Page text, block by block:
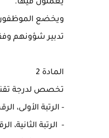
يعملون فيها.
ويخضع الموظفون
تدبير شؤونهم
المادة 2
تخصص لدرجة تقني
- الرتبة الأولى،
- الرتبة الثانية،